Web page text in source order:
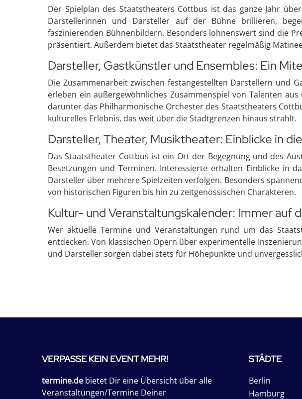
Der Spielplan des Staatstheaters Cottbus ist das ganze Jahr
Darstellerinnen und Darsteller auf der Bühne brillieren,
faszinierenden Bühnenbildern. Besonders lohnenswert sind die
präsentiert. Außerdem bietet das Staatstheater regelmäßig
Darsteller, Gastkünstler und Ensembles: Ein
Die Zusammenarbeit zwischen festangestellten Darstellern und
erleben ein außergewöhnliches Zusammenspiel von Talenten
darunter das Philharmonische Orchester des Staatstheaters
kulturelles Erlebnis, das weit über die Stadtgrenzen hinaus strahlt.
Darsteller, Theater, Musiktheater: Einblicke in
Das Staatstheater Cottbus ist ein Ort der Begegnung und des
Besetzungen und Terminen. Interessierte erhalten Einblicke in
Darsteller über mehrere Spielzeiten verfolgen. Besonders
von historischen Figuren bis hin zu zeitgenössischen Charakteren.
Kultur- und Veranstaltungskalender: Immer auf
Wer aktuelle Termine und Veranstaltungen rund um das
entdecken. Von klassischen Opern über experimentelle
und Darsteller sorgen dabei stets für Höhepunkte und
VERPASSE KEIN EVENT MEHR!
termine.de bietet Dir eine Übersicht über alle
Veranstaltungen/Termine Deiner
STÄDTE
Berlin
Hamburg